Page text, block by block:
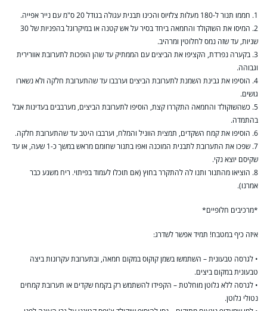
1. חממו תנור ל-180 מעלות צלזיוס והכינו תבנית עגולה בגודל 20 ס"מ עם נייר אפייה.
2. המיסו את השוקולד והחמאה ביחד בסיר על אש קטנה או במיקרוגל בהפניות של 30
שניות, עד שזה נמס לחלוטין ומרהיב.
3. בקערה נפרדת, הקציפו את הביצים עם הממתיק עד שהן הופכות לתערובת אוורירית
וגבוהה.
4. הוסיפו את גבינת השמנת לתערובת הביצים וערבבו עד שהתערובת חלקה ולא נשארו
גושים.
5. כשהשוקולד והחמאה התקררו קצת, הוסיפו לתערובת הביצים, מערבבים בעדינות אבל
בהתמדה.
6. הוסיפו את קמח השקדים, תמצית הווניל והמלח, וערבבו היטב עד שהתערובת חלקה.
7. שפכו את התערובת לתבנית המוכנה ואפו בתנור שחומם מראש במשך כ-1 שעה, או עד
שקיסם יוצא נקי.
8. הוציאו מהתנור ותנו לה להתקרר בחוץ (אם תוכלו לעמוד בפיתוי. ריח משגע כבר
אמרנו).
*מרכיבים חלופיים*
איזה כיף במטבח! תמיד אפשר לשדרג:
• לגרסה טבעונית – השתמשו בשמן קוקוס במקום חמאה, ובתערובת עקרונות ביצה
טבעונית במקום ביצים.
• לגרסה ללא גלוטן מוחלטת – הקפידו להשתמש רק בקמח שקדים או תערובת קמחים
נטולי גלוטן.